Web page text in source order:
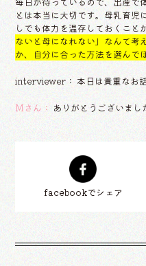
とは本当に大切です。母乳育児
しでも体力を温存しておくこと
ないと母になれない」なんて考
か、自分に合った方法を選んで
interviewer： 本日は貴重なお
Mさん： ありがとうございまし
facebookでシェア